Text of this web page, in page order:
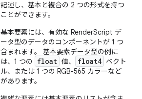
記述し、基本と複合の 2 つの形式を持つ
ことができます。
基本要素には、有効な RenderScript デ
ータ型のデータのコンポーネントが 1 つ
含まれます。 基本要素データ型の例に
は、1 つの
float 値、 float4 ベクト
ル、または 1 つの RGB-565 カラーなど
があります。